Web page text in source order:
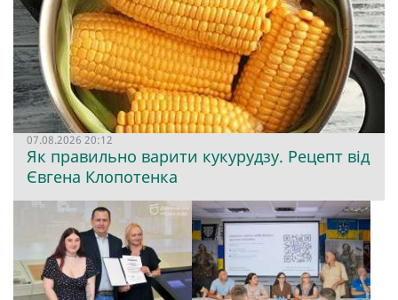
07.08.2026 20:12
Як правильно варити кукурудзу. Рецепт від
Євгена Клопотенка